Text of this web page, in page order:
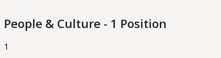
People & Culture - 1 Position
1